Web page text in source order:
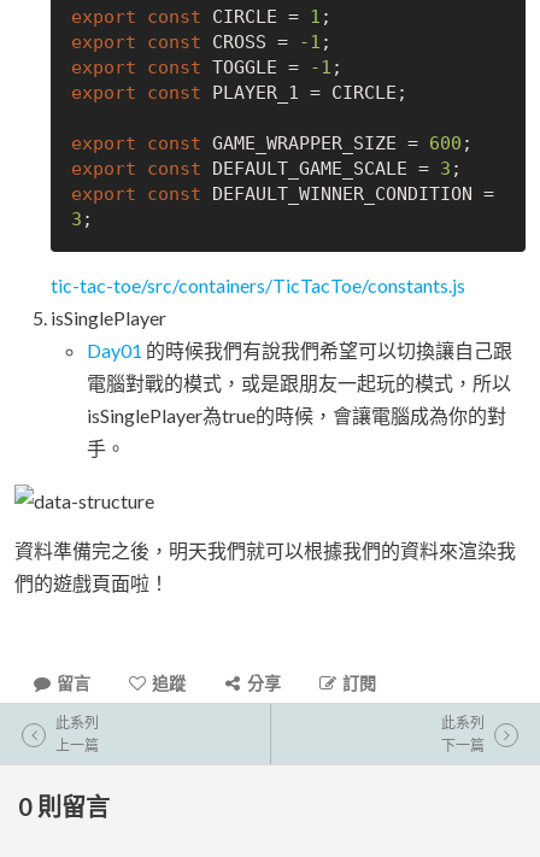
export const CIRCLE = 1
export
const CROSS = -1
export
const TOGGLE = -1
export
const PLAYER_1 = CIRCLE;
export const GAME_WRAPPER_SIZE = 600
export
const DEFAULT_GAME_SCALE = 3
export
const
DEFAULT_WINNER_CONDITION =
3
tic-tac-toe/src/containers/TicTacToe/constants.js
isSinglePlayer
Day01 的時候我們有說我們希望可以切換讓自己跟
電腦對戰的模式，或是跟朋友一起玩的模式，所以
isSinglePlayer為true的時候，會讓電腦成為你的對
手。
資料準備完之後，明天我們就可以根據我們的資料來渲染我
們的遊戲頁面啦！
留言 追蹤 分享 訂閱
此系列
上一篇
此系列
下一篇
0 則留言